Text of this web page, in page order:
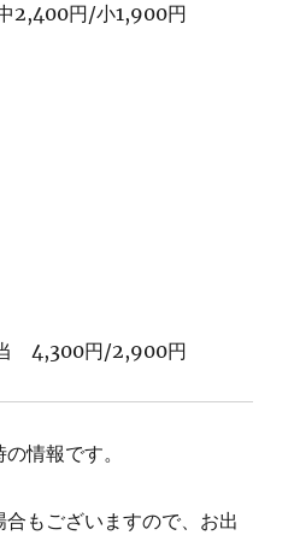
2,400円/小1,900円
4,300円/2,900円
情報です。
もございますので、お出